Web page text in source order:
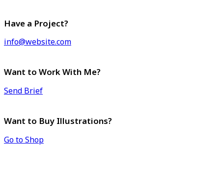
Have a Project?
info@website.com
Want to Work With Me?
Send Brief
Want to Buy Illustrations?
Go to Shop